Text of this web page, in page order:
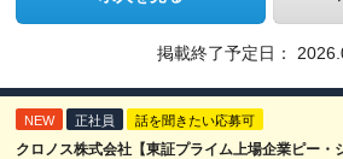
掲載終了予定日：
NEW 正社員 話を聞きたい応募可
クロノス株式会社【東証プライム上場企業ピー・